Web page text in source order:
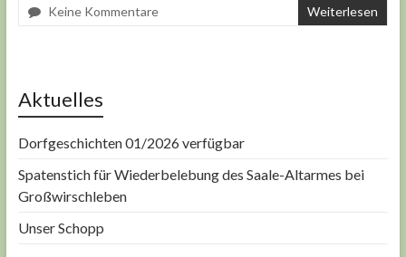
Keine Kommentare
Weiterlesen
Aktuelles
Dorfgeschichten 01/2026 verfügbar
Spatenstich für Wiederbelebung des Saale-Altarmes bei
Großwirschleben
Unser Schopp